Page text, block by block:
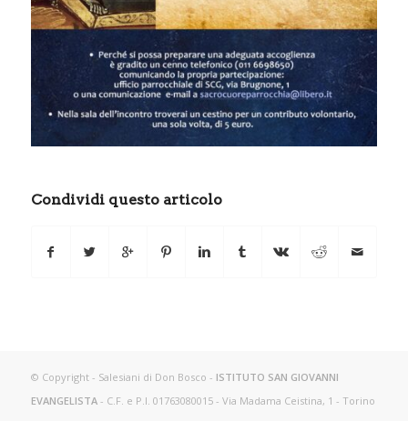
Condividi questo articolo
© Copyright - Salesiani di Don Bosco - ISTITUTO SAN GIOVANNI
EVANGELISTA- C.F. e P.I. 01763080015 - Via Madama Ceistina, 1 - Torino